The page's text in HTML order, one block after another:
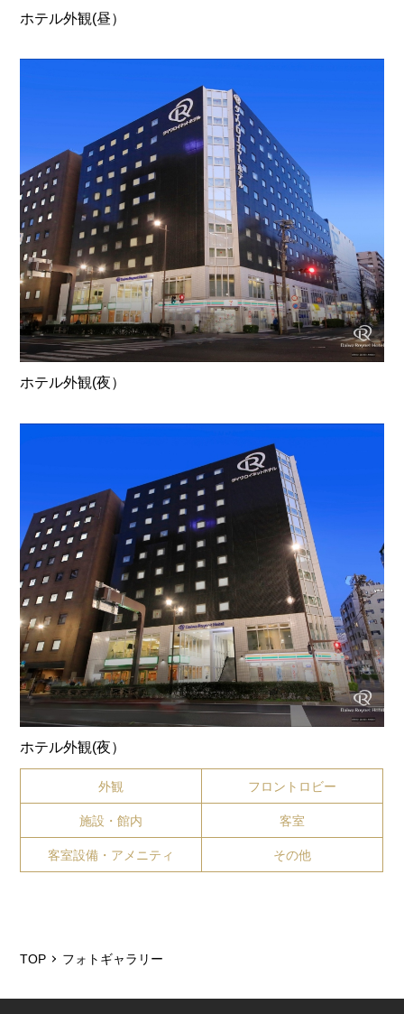
ホテル外観(昼）
ホテル外観(夜）
ホテル外観(夜）
外観 フロントロビー
施設・館内 客室
客室設備・アメニティ その他
TOP フォトギャラリー